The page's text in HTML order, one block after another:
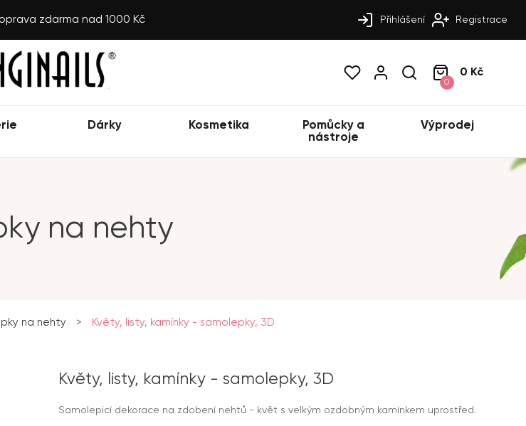
zdarma nad 1000 Kč Přihlášení Registrace
0
0 Kč
Dárky Kosmetika
Pomůcky a
nástroje
Výprodej
na nehty
na nehty > Květy, listy, kamínky - samolepky, 3D
Květy, listy, kamínky - samolepky, 3D
Samolepicí dekorace na zdobení nehtů - květ s velkým ozdobným kamínkem uprostřed.